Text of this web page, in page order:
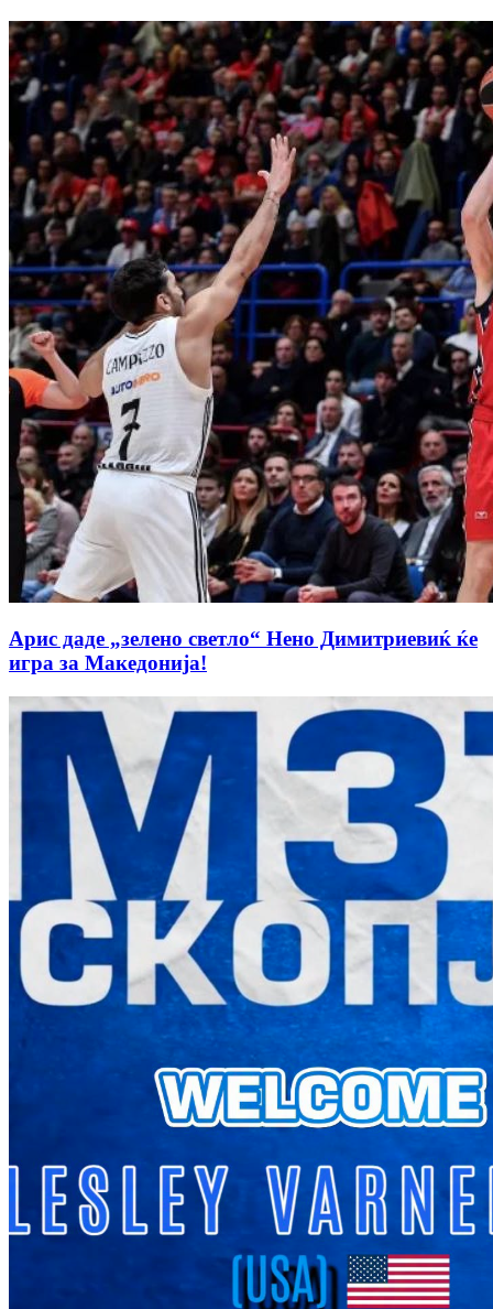
Арис даде „зелено светло“ Нено Димитриевиќ ќе
игра за Македонија!